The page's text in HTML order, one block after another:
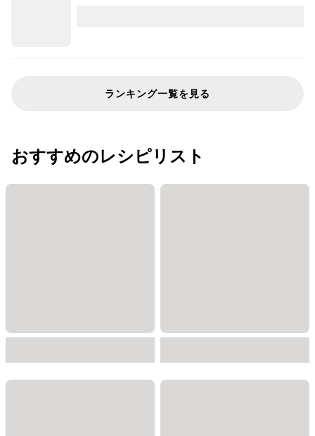
ランキング一覧を見る
おすすめのレシピリスト